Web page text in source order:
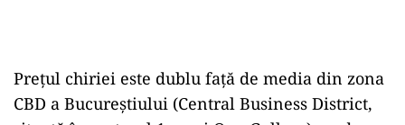
Prețul chiriei este dublu față de media din zona
CBD a Bucureștiului (Central Business District,